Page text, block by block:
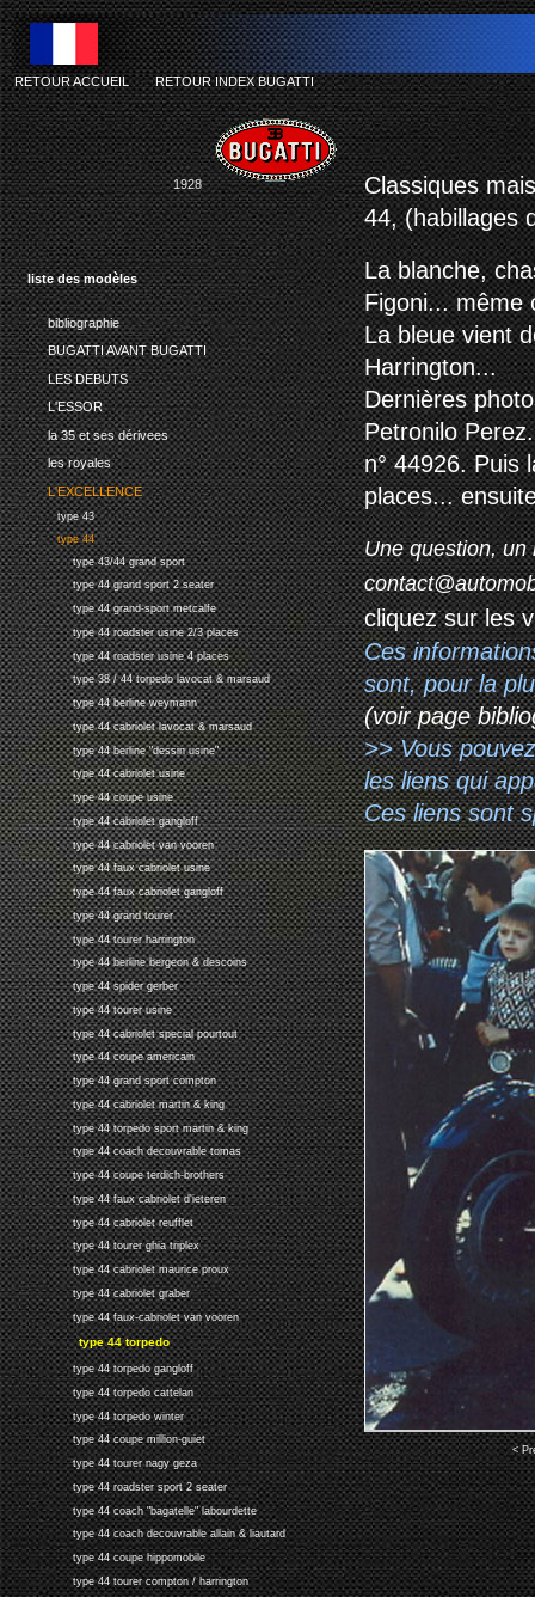
liste des modèles
bibliographie
BUGATTI AVANT BUGATTI
LES DEBUTS
L'ESSOR
la 35 et ses dérivees
les royales
L'EXCELLENCE
type 43
type 44
type 43/44 grand sport
type 44 grand sport 2 seater
type 44 grand-sport metcalfe
type 44 roadster usine 2/3 places
type 44 roadster usine 4 places
type 38 / 44 torpedo lavocat & marsaud
type 44 berline weymann
type 44 cabriolet lavocat & marsaud
type 44 berline "dessin usine"
type 44 cabriolet usine
type 44 coupe usine
type 44 cabriolet gangloff
type 44 cabriolet van vooren
type 44 faux cabriolet usine
type 44 faux cabriolet gangloff
type 44 grand tourer
type 44 tourer harrington
type 44 berline bergeon & descoins
type 44 spider gerber
type 44 tourer usine
type 44 cabriolet special pourtout
type 44 coupe americain
type 44 grand sport compton
type 44 cabriolet martin & king
type 44 torpedo sport martin & king
type 44 coach decouvrable tomas
type 44 coupe terdich-brothers
type 44 faux cabriolet d'ieteren
type 44 cabriolet reufflet
type 44 tourer ghia triplex
type 44 cabriolet maurice proux
type 44 cabriolet graber
type 44 faux-cabriolet van vooren
type 44 torpedo
type 44 torpedo gangloff
type 44 torpedo cattelan
type 44 torpedo winter
type 44 coupe million-guiet
type 44 tourer nagy geza
type 44 roadster sport 2 seater
type 44 coach "bagatelle" labourdette
type 44 coach decouvrable allain & liautard
type 44 coupe hippomobile
type 44 tourer compton / harrington
RETOUR ACCUEIL-RETOUR INDEX BUGATTI
1928
Classiques
44, (habillages
La blanche,
Figoni... même
La bleue vient
Harrington...
Dernières
Petronilo
n° 44926. Puis
places...
Une question, un
cliquez sur les
Ces
sont, pour la
(voir page
>> Vous
les liens qui
Ces liens sont
<